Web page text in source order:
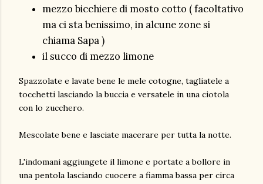
mezzo bicchiere di mosto cotto ( facoltativo
ma ci sta benissimo, in alcune zone si
chiama Sapa )
il succo di mezzo limone
Spazzolate e lavate bene le mele cotogne, tagliatele a
tocchetti lasciando la buccia e versatele in una ciotola
con lo zucchero.
Mescolate bene e lasciate macerare per tutta la notte.
L'indomani aggiungete il limone e portate a bollore in
una pentola lasciando cuocere a fiamma bassa per circa